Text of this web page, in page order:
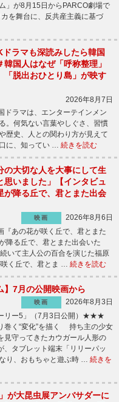
」が8月15日からPARCO劇場で
を舞台に、反共産主義に基づ
ドラマも深読みしたら韓国
韓国人はなぜ「呼称整理」
「脱出おひとり島」が映す
2026年8月7日
ドラマは、エンターテインメン
。何気ない言葉やしぐさ、習慣
歴史、人との関わり方が見えて
に、知ってい … 続きを読む
の大切な人を大事にして生
思いました」【インタビュ
が降る丘で、君とまた出会
映画
2026年8月6日
あの花が咲く丘で、君とまた
降る丘で、君とまた出会いた
いて主人公の百合を演じた福原
く丘で、君とま … 続きを読む
】7月の公開映画から
映画
2026年8月3日
ーリー5」（7月3日公開）★★★
巻く“変化”を描く 持ち主の少女
見守ってきたカウガール人形の
、タブレット端末「リリーパッ
り、おもちゃと遊ぶ時 … 続きを
が大昆虫展アンバサダーに